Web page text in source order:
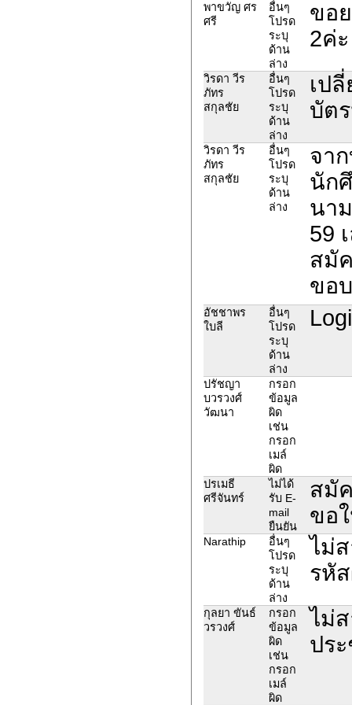
พาขวัญ ศร
ศรี
อื่นๆ
โปรด
ระบุ
ด้าน
ล่าง
ขอ
2ค่ะ
วิรดา วีร
ภัทร
สกุลชัย
อื่นๆ
โปรด
ระบุ
ด้าน
ล่าง
เป
บัต
วิรดา วีร
ภัทร
สกุลชัย
อื่นๆ
โปรด
ระบุ
ด้าน
ล่าง
จา
นัก
นา
59
สมั
ขอ
อัชชาพร
ใบลี
อื่นๆ
โปรด
ระบุ
ด้าน
ล่าง
ปรัชญา
บวรวงศ์
วัฒนา
กรอก
ข้อมูล
ผิด
เช่น
กรอก
เมล์
ผิด
ปรเมธี
ศรีจันทร์
ไม่ได้
รับ E-
mail
ยืนยัน
สมั
ขอ
Narathip
อื่นๆ
โปรด
ระบุ
ด้าน
ล่าง
ไม่
รหั
กุลยา ขันธ์
วรวงศ์
กรอก
ข้อมูล
ผิด
เช่น
กรอก
เมล์
ผิด
ไม่
ปร